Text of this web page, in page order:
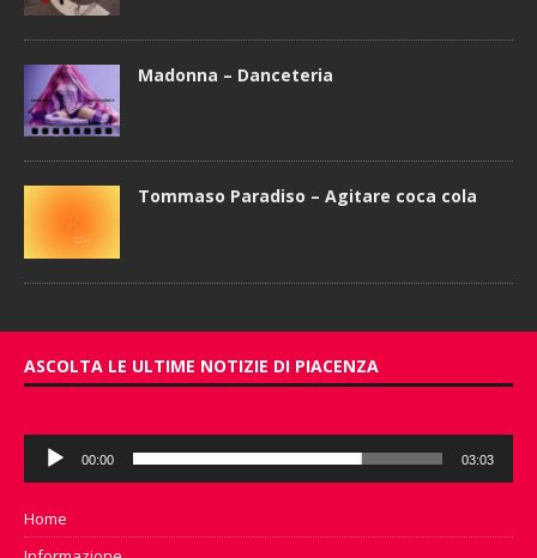
Madonna – Danceteria
Tommaso Paradiso – Agitare coca cola
ASCOLTA LE ULTIME NOTIZIE DI PIACENZA
Audio
Player
00:00 03:03
Home